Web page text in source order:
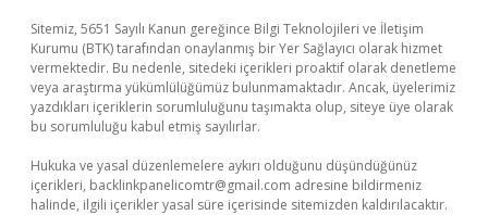
Sitemiz, 5651 Sayılı Kanun gereğince Bilgi Teknolojileri ve İletişim
Kurumu (BTK) tarafından onaylanmış bir Yer Sağlayıcı olarak hizmet
vermektedir. Bu nedenle, sitedeki içerikleri proaktif olarak denetleme
veya araştırma yükümlülüğümüz bulunmamaktadır. Ancak, üyelerimiz
yazdıkları içeriklerin sorumluluğunu taşımakta olup, siteye üye olarak
bu sorumluluğu kabul etmiş sayılırlar.
Hukuka ve yasal düzenlemelere aykırı olduğunu düşündüğünüz
içerikleri, backlinkpanelicomtr@gmail.com adresine bildirmeniz
halinde, ilgili içerikler yasal süre içerisinde sitemizden kaldırılacaktır.